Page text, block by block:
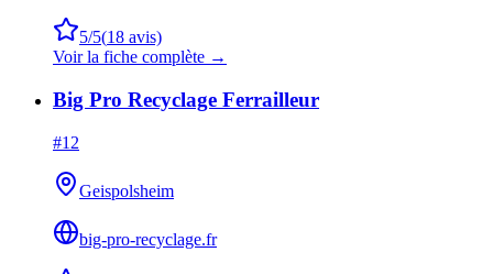
5/5(18 avis)
Voir la fiche complète →
Big Pro Recyclage Ferrailleur
#12
Geispolsheim
big-pro-recyclage.fr